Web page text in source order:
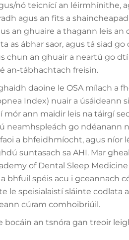
nó teicnící an léirmhínithe,
agus an fits a
an ghuaire a thagann leis an
as ábhar saor, agus tá siad
chun an ghuair a neartú go
an-tábhachtach freisin.
daoine le OSA mílach a
Index) nuair a úsáideann
mór ann maidir leis na táirgí
neamhspleách go ndéanann
a bhfeidhmíocht, agus níor
suntasach sa AHI. Mar
of Dental Sleep
bhfuil spéis acu i gceannach
le speisialaistí sláinte
cúram comhoibriúil.
bocáin an tsnóra gan treoir